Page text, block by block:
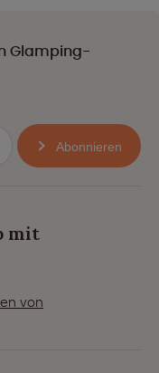
Glamping-
Abonnieren
mit
von